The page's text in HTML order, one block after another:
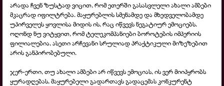
არადა ჩვენ ზუსტად ვიცით, რომ ეთერში გასასვლელი ახალი ამბები
მკაცრად იფილტრება. მაყურებლის სმენამდე და მხედველობამდე
უპირველეს ყოვლისა მიდის ის, რაც იწვევს ნეგატიურ ემოციებს.
ოღონდ ნუ ვიტყვით, რომ ტელეკომპანიები ბოროტების იმპერიის
ფილიალებია, ასეთი არჩევანი სრულიად პრაქტიკული მიზეზებით
არის განპირობებული.
ჯერ-ერთი, თუ ახალი ამბები არ იწვევს ემოციას, ის ვერ მიიპყრობს
ყურადღებას, მაყურებელი გადართავს გადაცემას კონკურენტ